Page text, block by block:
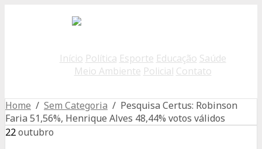
Início Política Esporte Educação Saúde
Meio Ambiente Policial Contato
Home / Sem Categoria / Pesquisa Certus: Robinson
Faria 51,56%, Henrique Alves 48,44% votos válidos
22outubro